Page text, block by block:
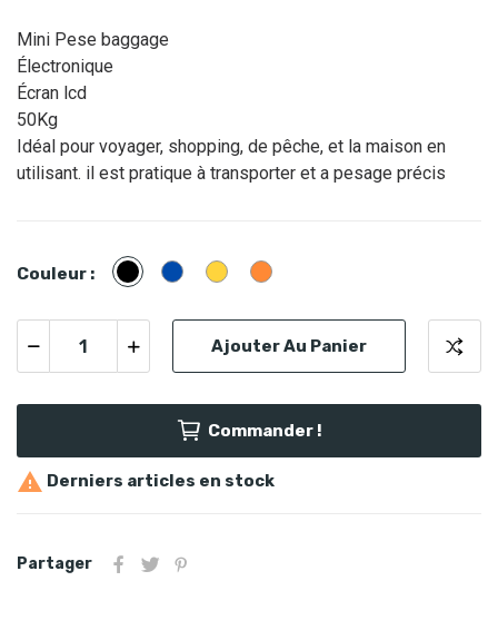
Mini Pese baggage
Électronique
Écran lcd
50Kg
Idéal pour voyager, shopping, de pêche, et la maison en
utilisant. il est pratique à transporter et a pesage précis
Couleur : Noir Bleu Jauneorange
Ajouter Au Panier
Commander !
 Derniers articles en stock
Partager